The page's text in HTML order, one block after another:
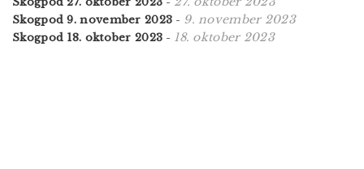
Skogpod 9. november 2023 - 9. november 2023
Skogpod 18. oktober 2023 - 18. oktober 2023